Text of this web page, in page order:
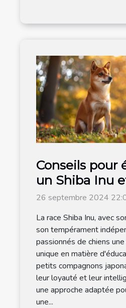
Conseils pour
un Shiba Inu
renforcer son
26 septembre 2024
La race Shiba Inu, avec
son tempérament
passionnés de chiens
unique en matière
petits compagnons
leur loyauté et leur
une approche adaptée
une...